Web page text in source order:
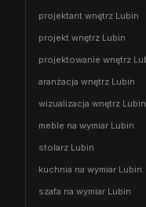
projektant wnętrz Lubin
projekt wnętrz Lubin
projektowanie wnętrz
aranżacja wnętrz Lubin
wizualizacja wnętrz Lubin
meble na wymiar Lubin
stolarz Lubin
kuchnia na wymiar Lubin
szafa na wymiar Lubin